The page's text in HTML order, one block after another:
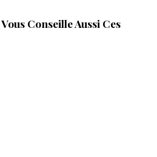
Conseille Aussi Ces